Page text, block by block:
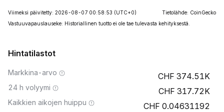
Viimeksi päivitetty: 2026-08-07 00:58:53 (UTC+0)
Tietolähde: CoinGecko
Vastuuvapauslauseke: Historiallinen tuotto ei ole tae tulevasta kehityksestä.
Hintatilastot
Markkina-arvo 374.51K
24 h volyymi 317.72K
Kaikkien aikojen huippu 0.04631192